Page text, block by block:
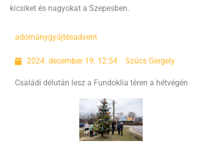
kicsiket és nagyokat a Szepesben.
adománygyűjtésadvent
2024. december 19. 12:54 Szűcs Gergely
Családi délután lesz a Fundoklia téren a hétvégén